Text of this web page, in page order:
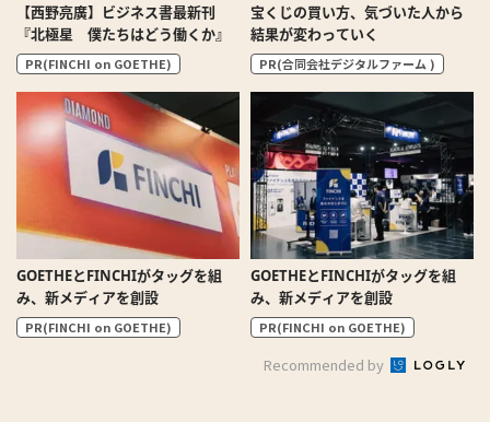
【西野亮廣】ビジネス書最新刊
『北極星 僕たちはどう働くか』
PR(FINCHI on GOETHE)
宝くじの買い方、気づいた人から
結果が変わっていく
PR(合同会社デジタルファーム )
GOETHEとFINCHIがタッグを組
み、新メディアを創設
PR(FINCHI on GOETHE)
GOETHEとFINCHIがタッグを組
み、新メディアを創設
PR(FINCHI on GOETHE)
Recommended by